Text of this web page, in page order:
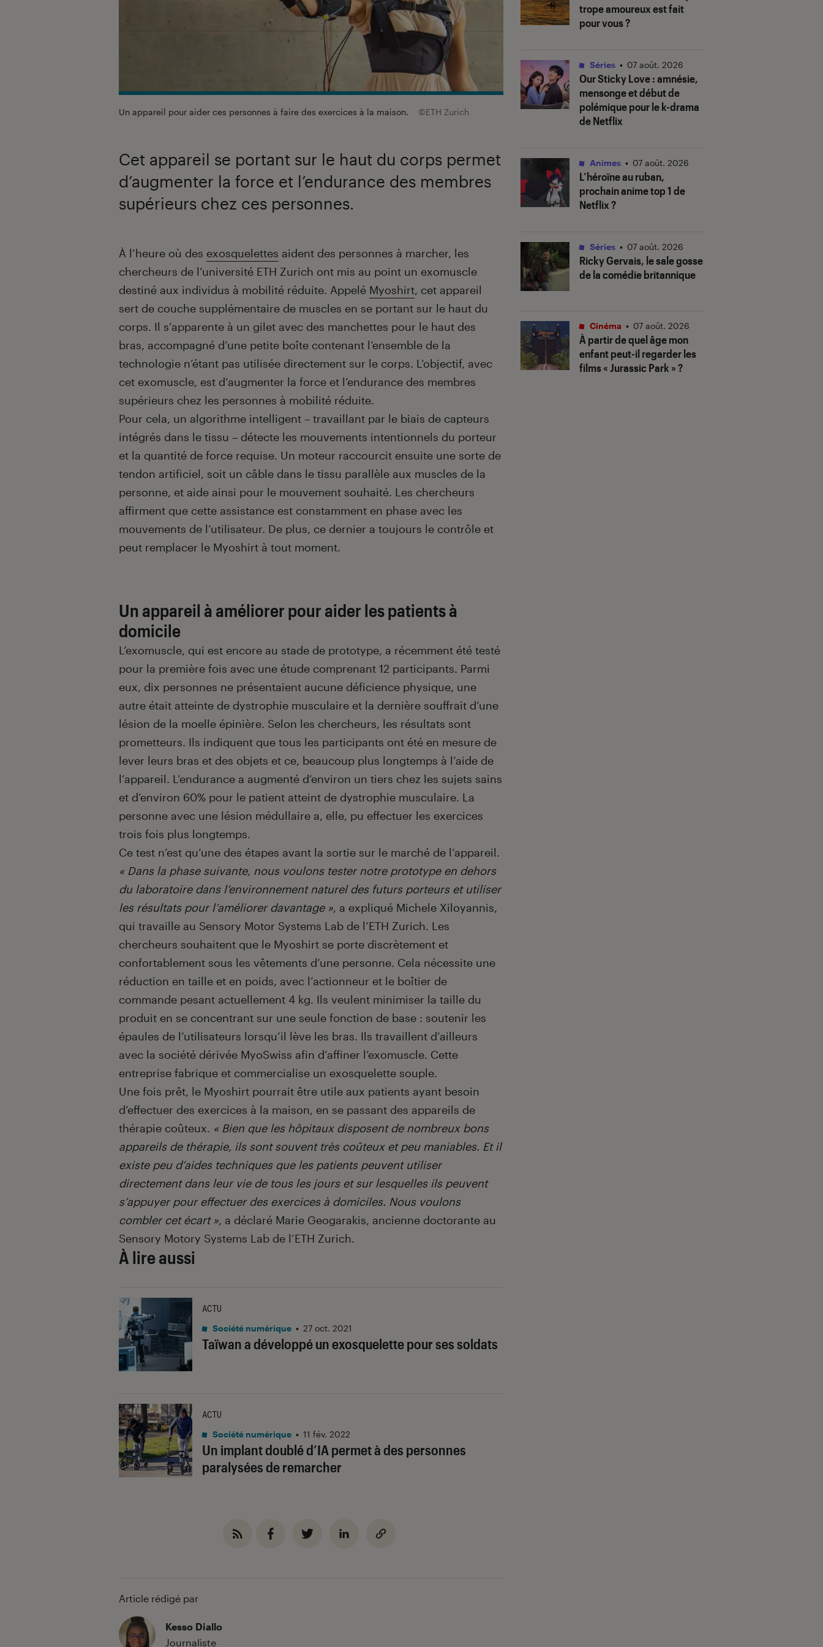
Un appareil pour aider ces personnes à faire des exercices à la maison. ©ETH Zurich
Cet appareil se portant sur le haut du corps permet
d’augmenter la force et l’endurance des membres
supérieurs chez ces personnes.
Introduction
À l’heure où des exosquelettes aident des personnes à marcher, les
chercheurs de l’université ETH Zurich ont mis au point un exomuscle
destiné aux individus à mobilité réduite. Appelé Myoshirt, cet appareil
sert de couche supplémentaire de muscles en se portant sur le haut du
corps. Il s’apparente à un gilet avec des manchettes pour le haut des
bras, accompagné d’une petite boîte contenant l’ensemble de la
technologie n’étant pas utilisée directement sur le corps. L’objectif, avec
cet exomuscle, est d’augmenter la force et l’endurance des membres
supérieurs chez les personnes à mobilité réduite.
Pour cela, un algorithme intelligent – travaillant par le biais de capteurs
intégrés dans le tissu – détecte les mouvements intentionnels du porteur
et la quantité de force requise. Un moteur raccourcit ensuite une sorte de
tendon artificiel, soit un câble dans le tissu parallèle aux muscles de la
personne, et aide ainsi pour le mouvement souhaité. Les chercheurs
affirment que cette assistance est constamment en phase avec les
mouvements de l’utilisateur. De plus, ce dernier a toujours le contrôle et
peut remplacer le Myoshirt à tout moment.
Un appareil à améliorer pour aider les patients à
domicile
L’exomuscle, qui est encore au stade de prototype, a récemment été testé
pour la première fois avec une étude comprenant 12 participants. Parmi
eux, dix personnes ne présentaient aucune déficience physique, une
autre était atteinte de dystrophie musculaire et la dernière souffrait d’une
lésion de la moelle épinière. Selon les chercheurs, les résultats sont
prometteurs. Ils indiquent que tous les participants ont été en mesure de
lever leurs bras et des objets et ce, beaucoup plus longtemps à l’aide de
l’appareil. L’endurance a augmenté d’environ un tiers chez les sujets sains
et d’environ 60% pour le patient atteint de dystrophie musculaire. La
personne avec une lésion médullaire a, elle, pu effectuer les exercices
trois fois plus longtemps.
Ce test n’est qu’une des étapes avant la sortie sur le marché de l’appareil.
« Dans la phase suivante, nous voulons tester notre prototype en dehors
du laboratoire dans l’environnement naturel des futurs porteurs et utiliser
les résultats pour l’améliorer davantage », a expliqué Michele Xiloyannis,
qui travaille au Sensory Motor Systems Lab de l’ETH Zurich. Les
chercheurs souhaitent que le Myoshirt se porte discrètement et
confortablement sous les vêtements d’une personne. Cela nécessite une
réduction en taille et en poids, avec l’actionneur et le boîtier de
commande pesant actuellement 4 kg. Ils veulent minimiser la taille du
produit en se concentrant sur une seule fonction de base : soutenir les
épaules de l’utilisateurs lorsqu’il lève les bras. Ils travaillent d’ailleurs
avec la société dérivée MyoSwiss afin d’affiner l’exomuscle. Cette
entreprise fabrique et commercialise un exosquelette souple.
Une fois prêt, le Myoshirt pourrait être utile aux patients ayant besoin
d’effectuer des exercices à la maison, en se passant des appareils de
thérapie coûteux. « Bien que les hôpitaux disposent de nombreux bons
appareils de thérapie, ils sont souvent très coûteux et peu maniables. Et il
existe peu d’aides techniques que les patients peuvent utiliser
directement dans leur vie de tous les jours et sur lesquelles ils peuvent
s’appuyer pour effectuer des exercices à domiciles. Nous voulons
combler cet écart », a déclaré Marie Geogarakis, ancienne doctorante au
Sensory Motory Systems Lab de l’ETH Zurich.
À lire aussi
Taïwan a développé un exosquelette pour ses soldats
ACTU
Société numérique • 27 oct. 2021
Un implant doublé d’IA permet à des personnes
paralysées de remarcher
ACTU
Société numérique • 11 fév. 2022
Article rédigé par
Kesso Diallo
Journaliste
trope amoureux est fait
pour vous ?
Our Sticky Love: amnésie,
mensonge et début de
polémique pour le k-drama
de Netflix
Séries • 07 août. 2026
L’héroïne au ruban,
prochain anime top 1 de
Netflix ?
Animes • 07 août. 2026
Ricky Gervais, le sale gosse
de la comédie britannique
Séries • 07 août. 2026
À partir de quel âge mon
enfant peut-il regarder les
films « Jurassic Park » ?
Cinéma • 07 août. 2026